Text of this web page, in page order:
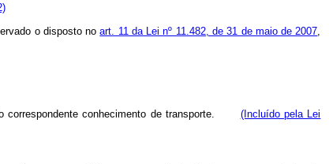
o disposto noart. 11 da Lei nº 11.482, de 31 de maio de 2007
correspondente conhecimento de transporte.
(Incluído pela Lei